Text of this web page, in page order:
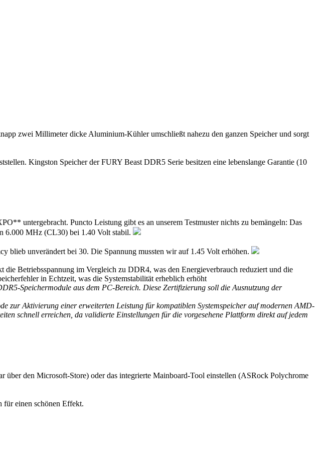
zwei Millimeter dicke Aluminium-Kühler umschließt nahezu den ganzen Speicher und sorgt
Kingston Speicher der FURY Beast DDR5 Serie besitzen eine lebenslange Garantie (10
untergebracht. Puncto Leistung gibt es an unserem Testmuster nichts zu bemängeln: Das
6.000 MHz (CL30) bei 1.40 Volt stabil.
unverändert bei 30. Die Spannung mussten wir auf 1.45 Volt erhöhen.
Betriebsspannung im Vergleich zu DDR4, was den Energieverbrauch reduziert und die
in Echtzeit, was die Systemstabilität erheblich erhöht
Speichermodule aus dem PC-Bereich. Diese Zertifizierung soll die Ausnutzung der
Aktivierung einer erweiterten Leistung für kompatiblen Systemspeicher auf modernen AMD-
schnell erreichen, da validierte Einstellungen für die vorgesehene Plattform direkt auf jedem
den Microsoft-Store) oder das integrierte Mainboard-Tool einstellen (ASRock Polychrome
für einen schönen Effekt.